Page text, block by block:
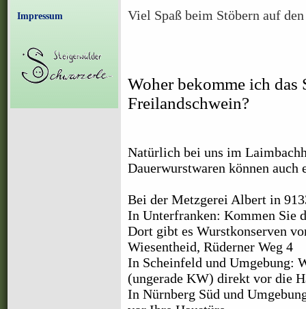
Impressum Viel Spaß beim Stöbern auf
Woher bekomme ich das
Freilandschwein?
Natürlich bei uns im
Dauerwurstwaren können
Bei der Metzgerei Albert in
In Unterfranken: Kommen Sie
Dort gibt es Wurstkonserven
Wiesentheid, Rüderner Weg 4
In Scheinfeld und Umgebung:
(ungerade KW) direkt vor die
In Nürnberg Süd und